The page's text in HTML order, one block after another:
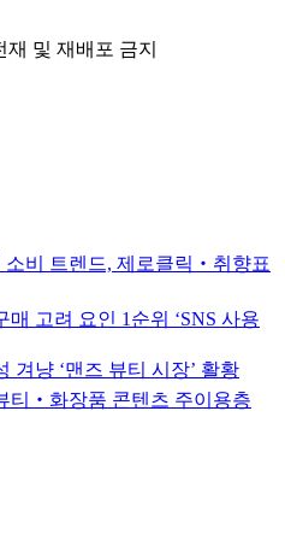
및 재배포 금지
소비 트렌드, 제로클릭‧취향표
매 고려 요인 1순위 ‘SNS 사용
겨냥 ‘맨즈 뷰티 시장’ 활황
티‧화장품 콘텐츠 주이용층